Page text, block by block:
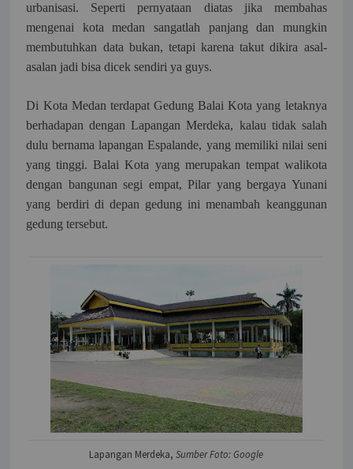
urbanisasi. Seperti pernyataan diatas jika membahas
mengenai kota medan sangatlah panjang dan mungkin
membutuhkan data bukan, tetapi karena takut dikira asal-
asalan jadi bisa dicek sendiri ya guys.
Di Kota Medan terdapat Gedung Balai Kota yang letaknya
berhadapan dengan Lapangan Merdeka, kalau tidak salah
dulu bernama lapangan Espalande, yang memiliki nilai seni
yang tinggi. Balai Kota yang merupakan tempat walikota
dengan bangunan segi empat, Pilar yang bergaya Yunani
yang berdiri di depan gedung ini menambah keanggunan
gedung tersebut.
Lapangan Merdeka,Sumber Foto: Google